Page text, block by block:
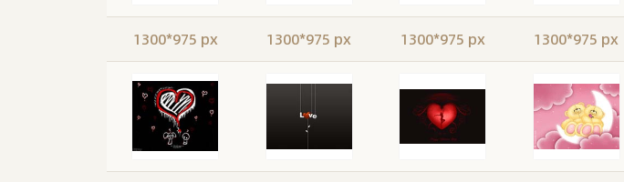
1300*975 px 1300*975 px 1300*975 px 1300*975 px